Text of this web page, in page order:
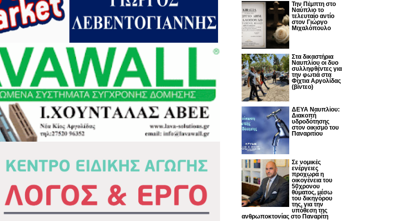
Την Πέμπτη στο
Ναύπλιο το
τελευταίο αντίο
στον Γιώργο
Μιχαλόπουλο
Στα δικαστήρια
Ναυπλίου οι δυο
συλληφθέντες για
την φωτιά στα
Φίχτια Αργολίδας
(βίντεο)
ΔΕΥΑ Ναυπλίου:
Διακοπή
υδροδότησης
στον οικισμό του
Παναριτίου
Σε νομικές
ενέργειες
προχωρά η
οικογένεια του
50χρονου
θύματος, μέσω
του δικηγόρου
της, για την
υπόθεση της
ανθρωποκτονίας στο Παναρίτη